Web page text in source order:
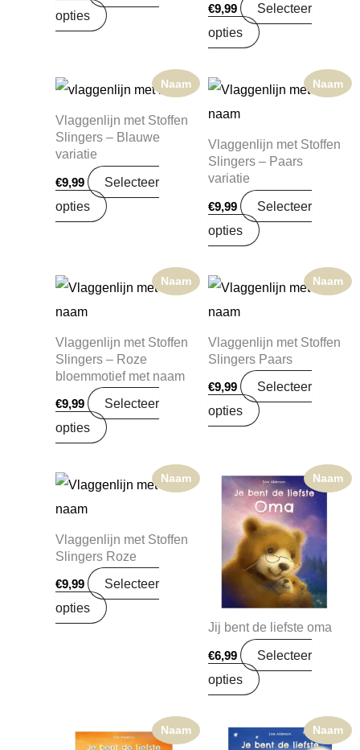
opties
€9,99
Selecteer
opties
Naam
Vlaggenlijn met Stoffen
Slingers – Blauwe
variatie
€9,99
Selecteer
opties
Naam
Vlaggenlijn met Stoffen
Slingers – Paars
variatie
€9,99
Selecteer
opties
Naam
Vlaggenlijn met Stoffen
Slingers – Roze
bloemmotief met naam
€9,99
Selecteer
opties
Naam
Vlaggenlijn met Stoffen
Slingers Paars
€9,99
Selecteer
opties
Naam
Vlaggenlijn met Stoffen
Slingers Roze
€9,99
Selecteer
opties
Naam
Jij bent de liefste oma
€6,99
Selecteer
opties
Naam Naam